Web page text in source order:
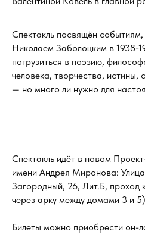
Спектакль посвящён
Николаем Заболоцким в 1938-
погрузиться в поэзию,
человека, творчества, истины,
— но много ли нужно для
Спектакль идёт в новом
имени Андрея Миронова:
Загородный, 26, Лит.Б, проход
через арку между домами 3 и
Билеты можно приобрести он-